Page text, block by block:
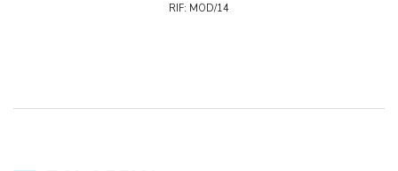
RIF: MOD/14